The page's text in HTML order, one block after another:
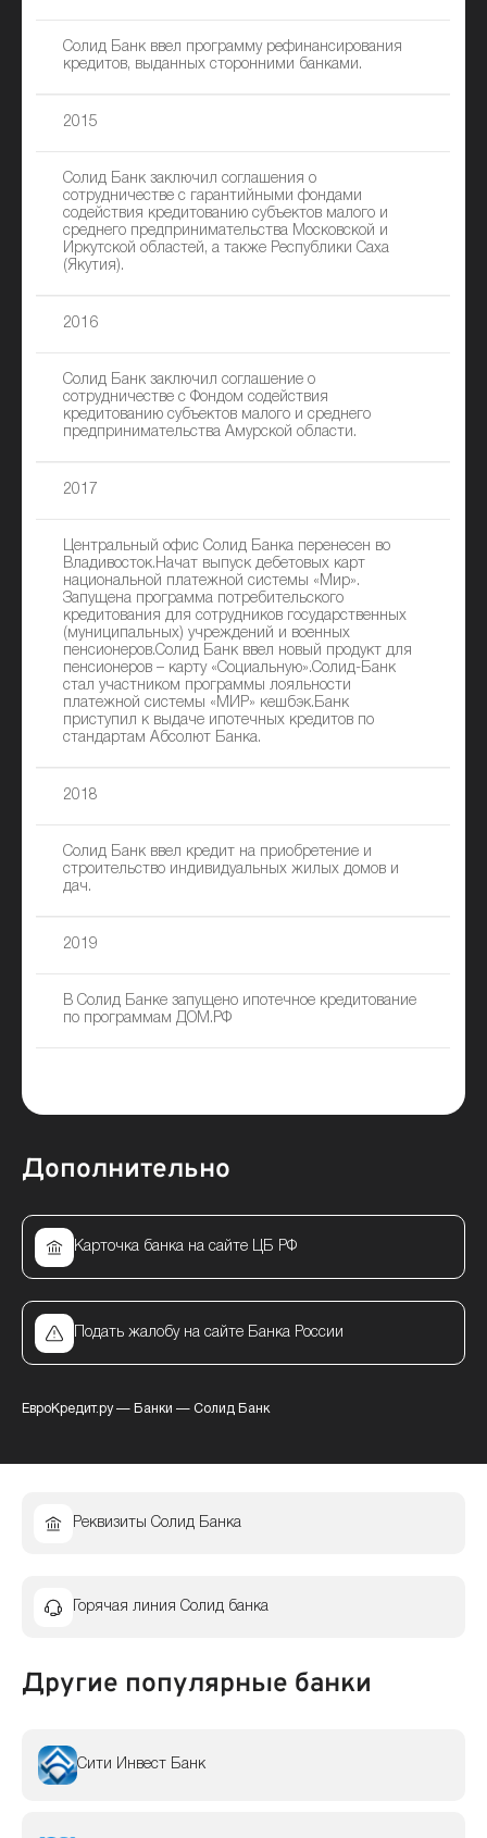
Солид Банк ввел программу рефинансирования
кредитов, выданных сторонними банками.
2015
Солид Банк заключил соглашения о
сотрудничестве с гарантийными фондами
содействия кредитованию субъектов малого и
среднего предпринимательства Московской и
Иркутской областей, а также Республики Саха
(Якутия).
2016
Солид Банк заключил соглашение о
сотрудничестве с Фондом содействия
кредитованию субъектов малого и среднего
предпринимательства Амурской области.
2017
Центральный офис Солид Банка перенесен во
Владивосток.Начат выпуск дебетовых карт
национальной платежной системы «Мир».
Запущена программа потребительского
кредитования для сотрудников государственных
(муниципальных) учреждений и военных
пенсионеров.Солид Банк ввел новый продукт для
пенсионеров – карту «Социальную».Солид-Банк
стал участником программы лояльности
платежной системы «МИР» кешбэк.Банк
приступил к выдаче ипотечных кредитов по
стандартам Абсолют Банка.
2018
Солид Банк ввел кредит на приобретение и
строительство индивидуальных жилых домов и
дач.
2019
В Солид Банке запущено ипотечное кредитование
по программам ДОМ.РФ
Дополнительно
Карточка банка на сайте ЦБ РФ
Подать жалобу на сайте Банка России
ЕвроКредит.ру— Банки — Солид Банк
Реквизиты Солид Банка
Горячая линия Солид банка
Другие популярные банки
Сити Инвест Банк